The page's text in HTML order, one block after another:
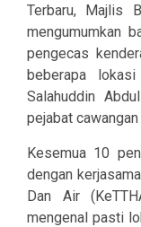
Terbaru, Majlis
mengumumkan
pengecas
beberapa
Salahuddin
pejabat cawangan
Kesemua 10
dengan
Dan Air
mengenal pasti